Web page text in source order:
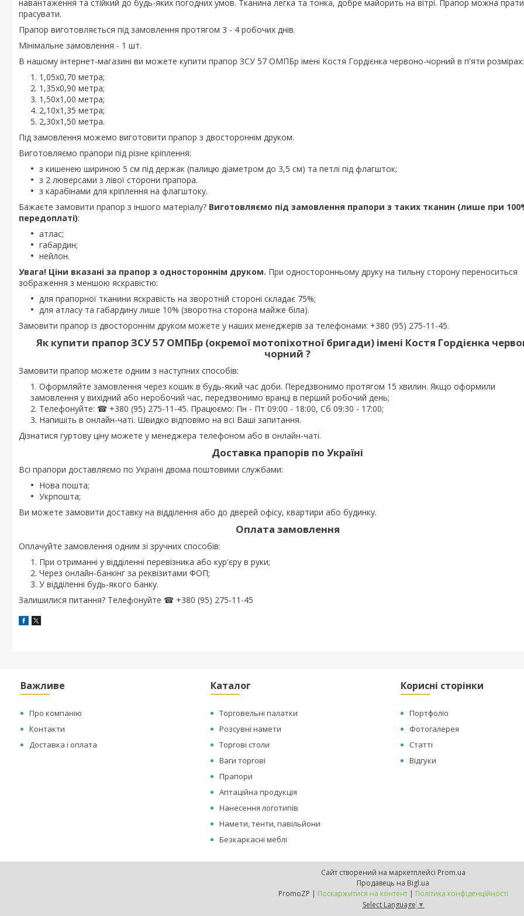
навантаження та стійкий до будь-яких погодних умов. Тканина легка та тонка, добре майорить на вітрі. Прапор можна
прасувати.
Прапор виготовляється під замовлення протягом 3 - 4 робочих днів.
Мінімальне замовлення - 1 шт.
В нашому інтернет-магазині ви можете купити прапор ЗСУ 57 ОМПБр імені Костя Гордієнка червоно-чорний в п'яти розмірах:
1,05х0,70 метра;
1,35х0,90 метра;
1,50х1,00 метра;
2,10х1,35 метра;
2,30х1,50 метра.
Під замовлення можемо виготовити прапор з двостороннім друком.
Виготовляємо прапори під різне кріплення:
з кишенею шириною 5 см під держак (палицю діаметром до 3,5 см) та петлі під флагшток;
з 2 люверсами з лівої сторони прапора.
з карабінами для кріплення на флагштоку.
Бажаєте замовити прапор з іншого матеріалу? Виготовляємо під замовлення прапори з таких тканин (лише при
передоплаті):
атлас;
габардин;
нейлон.
Увага! Ціни вказані за прапор з одностороннім друком. При односторонньому друку на тильну сторону переноситься
зображення з меншою яскравістю:
для прапорної тканини яскравість на зворотній стороні складає 75%;
для атласу та габардину лише 10% (зворотна сторона майже біла).
Замовити прапор із двостороннім друком можете у наших менеджерів за телефонами: +380 (95) 275-11-45.
Як купити прапор ЗСУ 57 ОМПБр (окремої мотопіхотної бригади) імені Костя Гордієнка
чорний ?
Замовити прапор можете одним з наступних способів:
Оформляйте замовлення через кошик в будь-який час доби. Передзвонимо протягом 15 хвилин. Якщо оформили
замовлення у вихідний або неробочий час, передзвонимо вранці в перший робочий день;
Телефонуйте: ☎ +380 (95) 275-11-45. Працюємо: Пн - Пт 09:00 - 18:00, Сб 09:30 - 17:00;
Напишіть в онлайн-чаті. Швидко відповімо на всі Ваші запитання.
Дізнатися гуртову ціну можете у менеджера телефоном або в онлайн-чаті.
Доставка прапорів по Україні
Всі прапори доставляємо по Україні двома поштовими службами:
Нова пошта;
Укрпошта;
Ви можете замовити доставку на відділення або до дверей офісу, квартири або будинку.
Оплата замовлення
Оплачуйте замовлення одним зі зручних способів:
При отриманні у відділенні перевізника або кур'єру в руки;
Через онлайн-банкінг за реквізитами ФОП;
У відділенні будь-якого банку.
Залишилися питання? Телефонуйте ☎ +380 (95) 275-11-45
Важливе
Про компанію
Контакти
Доставка і оплата
Каталог
Торговельні палатки
Розсувні намети
Торгові столи
Ваги торгові
Прапори
Агітаційна продукція
Нанесення логотипів
Намети, тенти, павільйони
Безкаркасні меблі
Корисні сторінки
Портфоліо
Фотогалерея
Статті
Відгуки
Сайт створений на маркетплейсі Prom.ua
Продавець на Bigl.ua
PromoZP | Поскаржитися на контент | Політика конфіденційності
Select Language ▼